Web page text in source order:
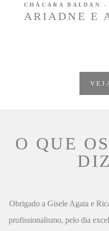
ARIADNE E
CHÁCARA BALDAN
O QUE
Obrigado a Gisele Agata e
profissionalismo, pelo dia